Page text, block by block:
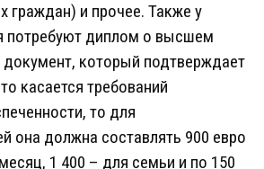
граждан) и прочее. Также у
потребуют диплом о высшем
который подтверждает
касается требований
то для
она должна составлять 900 евро
1 400 – для семьи и по 150